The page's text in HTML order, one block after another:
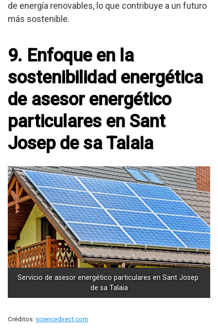
de energía renovables, lo que contribuye a un futuro
más sostenible.
9. Enfoque en la
sostenibilidad energética
de asesor energético
particulares en Sant
Josep de sa Talaia
Servicio de asesor energético particulares en Sant Josep
de sa Talaia
Créditos: sciencedirect.com